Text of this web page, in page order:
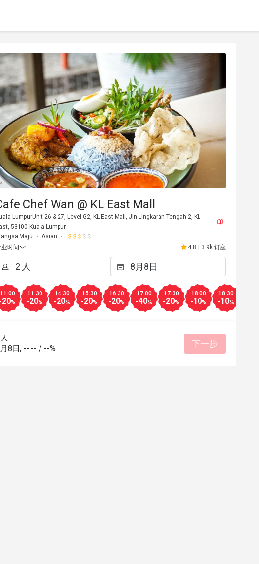
nice!!! I forgot to ask her
come again with my
Chef Wan @ KL East Mall
LumpurUnit 26 & 27, Level G2, KL East Mall, Jln Lingkaran Tengah 2, KL
53100 Kuala Lumpur
Maju
Asian
业时间
4.8 | 3.9k 订座
11:00
-20%
11:30
-20%
14:30
-20%
15:30
-20%
16:30
-20%
17:00
-40%
17:30
-20%
18:00
-10%
18:30
-10%
8日, --:-- / --% 下一步